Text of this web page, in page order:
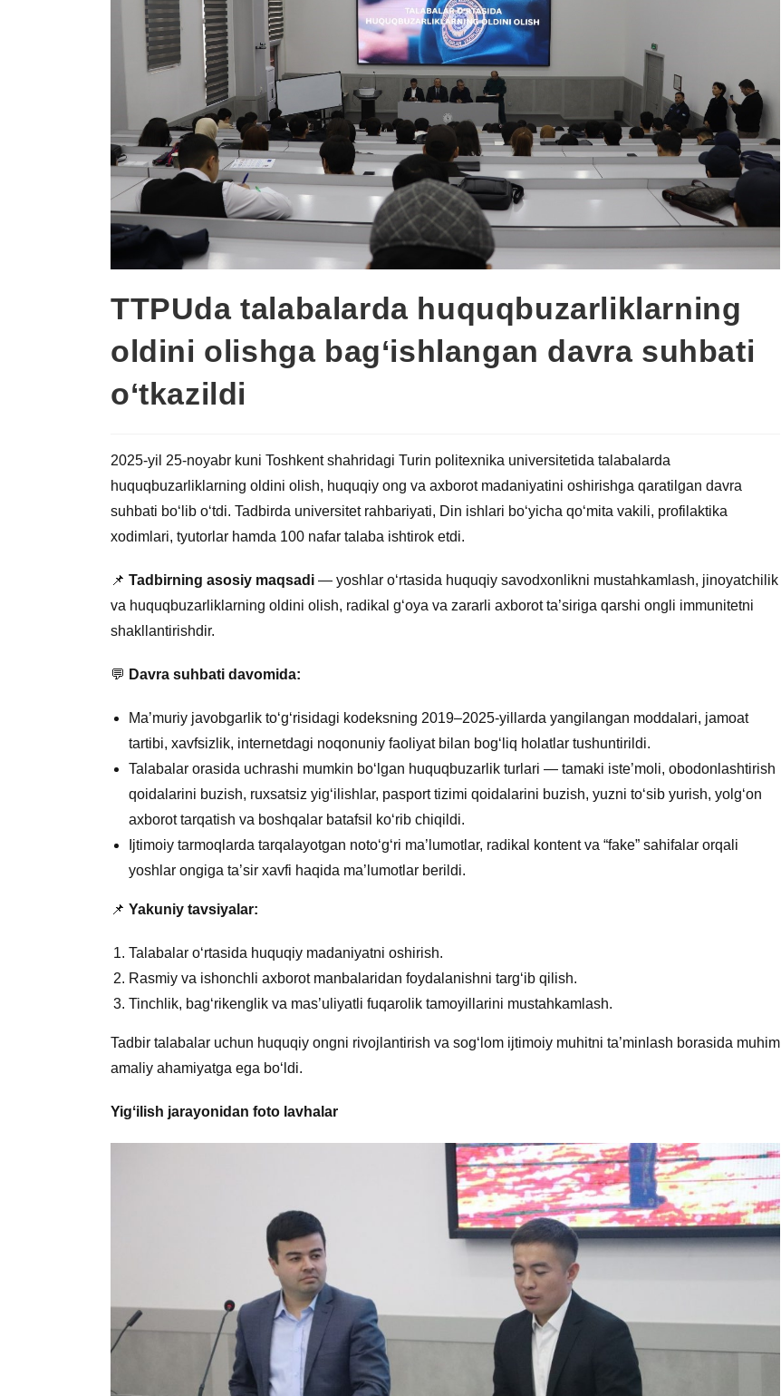
TTPUda talabalarda huquqbuzarliklarning
oldini olishga bag‘ishlangan davra suhbati
o‘tkazildi
2025-yil 25-noyabr kuni Toshkent shahridagi Turin politexnika universitetida talabalarda
huquqbuzarliklarning oldini olish, huquqiy ong va axborot madaniyatini oshirishga qaratilgan davra
suhbati bo‘lib o‘tdi. Tadbirda universitet rahbariyati, Din ishlari bo‘yicha qo‘mita vakili, profilaktika
xodimlari, tyutorlar hamda 100 nafar talaba ishtirok etdi.
📌 Tadbirning asosiy maqsadi — yoshlar o‘rtasida huquqiy savodxonlikni mustahkamlash, jinoyatchilik
va huquqbuzarliklarning oldini olish, radikal g‘oya va zararli axborot ta’siriga qarshi ongli immunitetni
shakllantirishdir.
💬 Davra suhbati davomida:
Ma’muriy javobgarlik to‘g‘risidagi kodeksning 2019–2025-yillarda yangilangan moddalari, jamoat
tartibi, xavfsizlik, internetdagi noqonuniy faoliyat bilan bog‘liq holatlar tushuntirildi.
Talabalar orasida uchrashi mumkin bo‘lgan huquqbuzarlik turlari — tamaki iste’moli, obodonlashtirish
qoidalarini buzish, ruxsatsiz yig‘ilishlar, pasport tizimi qoidalarini buzish, yuzni to‘sib yurish, yolg‘on
axborot tarqatish va boshqalar batafsil ko‘rib chiqildi.
Ijtimoiy tarmoqlarda tarqalayotgan noto‘g‘ri ma’lumotlar, radikal kontent va “fake” sahifalar orqali
yoshlar ongiga ta’sir xavfi haqida ma’lumotlar berildi.
📌 Yakuniy tavsiyalar:
Talabalar o‘rtasida huquqiy madaniyatni oshirish.
Rasmiy va ishonchli axborot manbalaridan foydalanishni targ‘ib qilish.
Tinchlik, bag‘rikenglik va mas’uliyatli fuqarolik tamoyillarini mustahkamlash.
Tadbir talabalar uchun huquqiy ongni rivojlantirish va sog‘lom ijtimoiy muhitni ta’minlash borasida muhim
amaliy ahamiyatga ega bo‘ldi.
Yigʻilish jarayonidan foto lavhalar